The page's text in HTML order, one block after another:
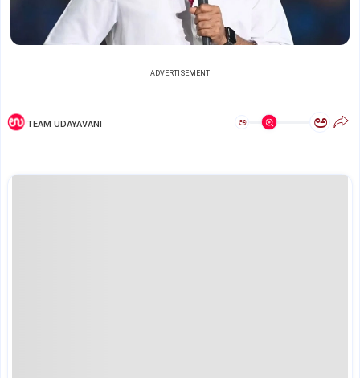
ADVERTISEMENT
TEAM UDAYAVANI ಅ ಅ